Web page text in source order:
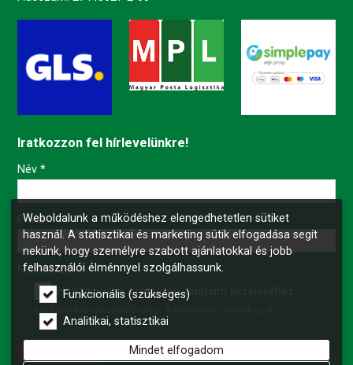
Iratkozzon fel hírlevelünkre!
-
-
-
Név *
E-mail*
Nyilatkozat*
Hozzájárulok személyes adataim kezeléséhez.
Weboldalunk a működéshez elengedhetetlen sütiket
használ. A statisztikai és marketing sütik elfogadása segít
nekünk, hogy személyre szabott ajánlatokkal és jobb
felhasználói élménnyel szolgálhassunk.
Funkcionális (szükséges)
Analitikai, statisztikai
Mindet elfogadom